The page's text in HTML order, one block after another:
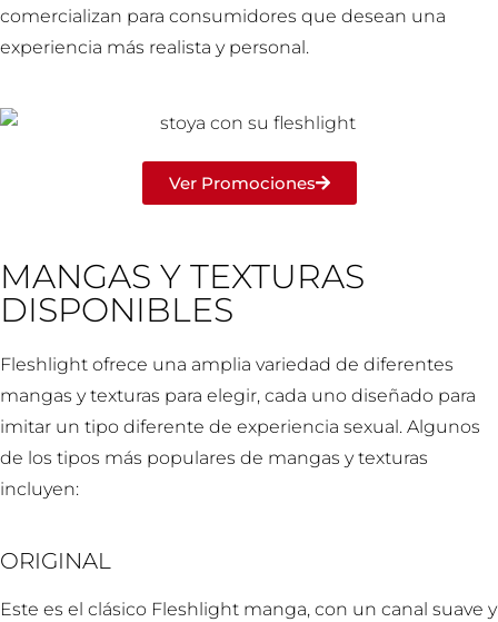
comercializan para consumidores que desean una
experiencia más realista y personal.
Ver Promociones
MANGAS Y TEXTURAS
DISPONIBLES
Fleshlight ofrece una amplia variedad de diferentes
mangas y texturas para elegir, cada uno diseñado para
imitar un tipo diferente de experiencia sexual. Algunos
de los tipos más populares de mangas y texturas
incluyen:
ORIGINAL
Este es el clásico Fleshlight manga, con un canal suave y